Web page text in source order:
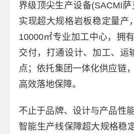
界级顶尖生产设备(SACMI
实现超大规格岩板稳定量产
10000㎡专业加工中心，拥
交付，打通设计、加工、运
点；依托集团一体化供应链
高效落地保障。
不止于品牌、设计与产品性
智能生产线保障超大规格稳